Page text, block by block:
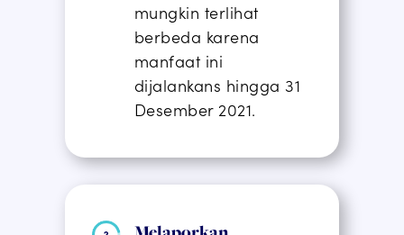
mungkin terlihat
berbeda karena
manfaat ini
dijalankans hingga 31
Desember 2021.